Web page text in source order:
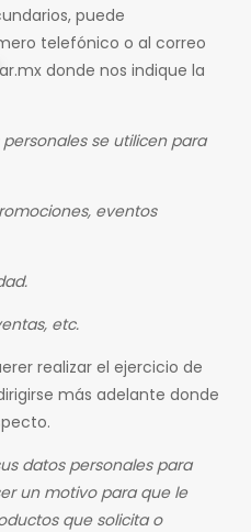
puede
telefónico o al correo
ar.mx donde nos indique la
se utilicen para
eventos
etc.
realizar el ejercicio de
más adelante donde
datos personales para
un motivo para que le
que solicita o